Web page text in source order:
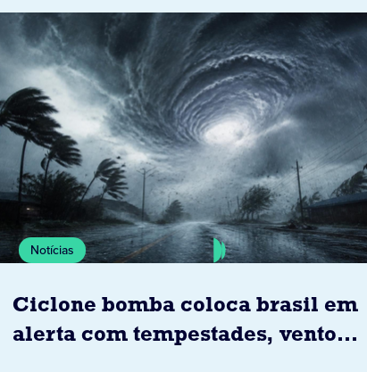
Notícias
Ciclone bomba coloca brasil em
alerta com tempestades, ventos